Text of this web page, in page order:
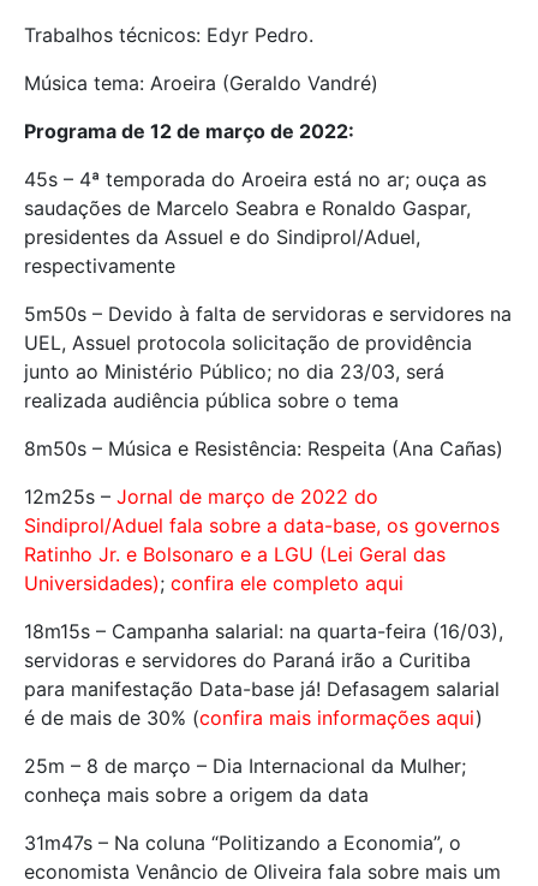
Trabalhos técnicos: Edyr Pedro.
Música tema: Aroeira (Geraldo Vandré)
Programa de 12 de março de 2022:
45s – 4ª temporada do Aroeira está no ar; ouça as
saudações de Marcelo Seabra e Ronaldo Gaspar,
presidentes da Assuel e do Sindiprol/Aduel,
respectivamente
5m50s – Devido à falta de servidoras e servidores na
UEL, Assuel protocola solicitação de providência
junto ao Ministério Público; no dia 23/03, será
realizada audiência pública sobre o tema
8m50s – Música e Resistência: Respeita (Ana Cañas)
12m25s – Jornal de março de 2022 do
Sindiprol/Aduel fala sobre a data-base, os governos
Ratinho Jr. e Bolsonaro e a LGU (Lei Geral das
Universidades); confira ele completo aqui
18m15s – Campanha salarial: na quarta-feira (16/03),
servidoras e servidores do Paraná irão a Curitiba
para manifestação Data-base já! Defasagem salarial
é de mais de 30% (confira mais informações aqui)
25m – 8 de março – Dia Internacional da Mulher;
conheça mais sobre a origem da data
31m47s – Na coluna “Politizando a Economia”, o
economista Venâncio de Oliveira fala sobre mais um